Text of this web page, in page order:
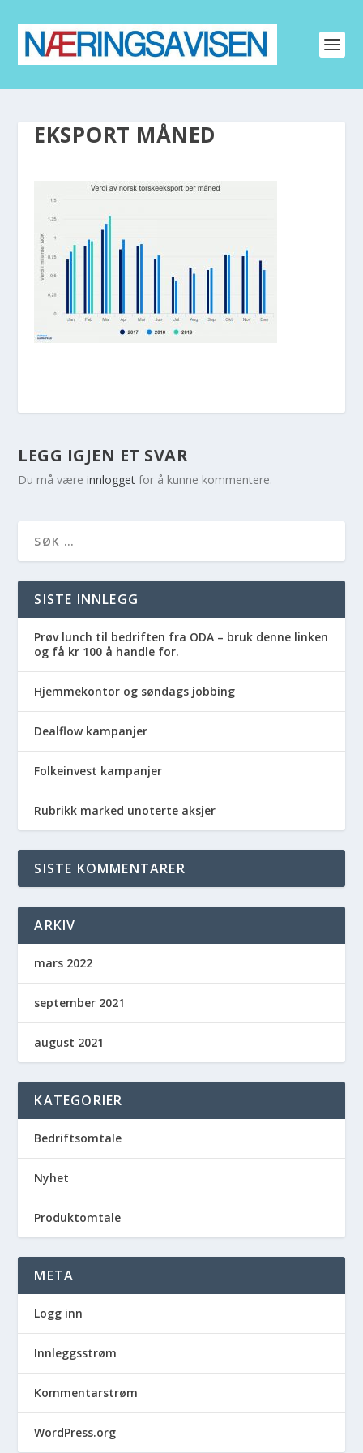
EKSPORT MÅNED
LEGG IGJEN ET SVAR
Du må væreinnlogget for å kunne kommentere.
SISTE INNLEGG
Prøv lunch til bedriften fra ODA – bruk denne linken
og få kr 100 å handle for.
Hjemmekontor og søndags jobbing
Dealflow kampanjer
Folkeinvest kampanjer
Rubrikk marked unoterte aksjer
SISTE KOMMENTARER
ARKIV
mars 2022
september 2021
august 2021
KATEGORIER
Bedriftsomtale
Nyhet
Produktomtale
META
Logg inn
Innleggsstrøm
Kommentarstrøm
WordPress.org